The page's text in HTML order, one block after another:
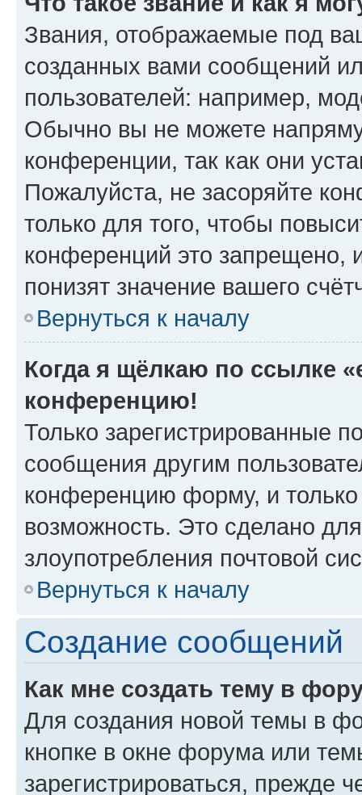
Звания, отображаемые под
созданных вами сообщений
пользователей: например,
Обычно вы не можете
конференции, так как они
Пожалуйста, не засоряйте
только для того, чтобы
конференций это запрещено,
понизят значение вашего
Вернуться к началу
Когда я щёлкаю по ссылке
конференцию!
Только зарегистрированные
сообщения другим
конференцию форму, и
возможность. Это сделано
злоупотребления почтовой
Вернуться к началу
Создание сообщений
Как мне создать тему в
Для создания новой темы в
кнопке в окне форума или
зарегистрироваться, прежде